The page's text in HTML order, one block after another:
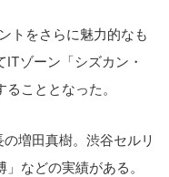
トをさらに魅力的なも
ゾーン「シズカン・
こととなった。
増田真樹。渋谷セルリ
などの実績がある。